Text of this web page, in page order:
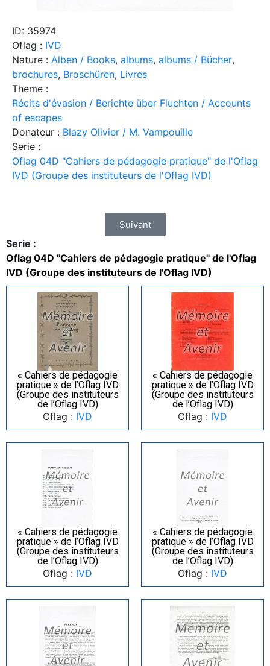
ID: 35974
Oflag : IVD
Nature : Alben / Books, albums, albums / Bücher,
brochures, Broschüren, Livres
Theme :
Récits d'évasion / Berichte über Fluchten / Accounts
of escapes
Donateur : Blazy Olivier / M. Vampouille
Serie :
Oflag 04D "Cahiers de pédagogie pratique" de l'Oflag
IVD (Groupe des instituteurs de l'Oflag IVD)
Suivant
Serie :
Oflag 04D "Cahiers de pédagogie pratique" de l'Oflag
IVD (Groupe des instituteurs de l'Oflag IVD)
« Cahiers de pédagogie
pratique » de l’Oflag IVD
(Groupe des instituteurs
de l’Oflag IVD)
Oflag : IVD
« Cahiers de pédagogie
pratique » de l’Oflag IVD
(Groupe des instituteurs
de l’Oflag IVD)
Oflag : IVD
« Cahiers de pédagogie
pratique » de l’Oflag IVD
(Groupe des instituteurs
de l’Oflag IVD)
Oflag : IVD
« Cahiers de pédagogie
pratique » de l’Oflag IVD
(Groupe des instituteurs
de l’Oflag IVD)
Oflag : IVD